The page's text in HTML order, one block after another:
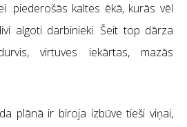
.piederošās kaltes ēkā, kurās vēl
algoti darbinieki. Šeit top dārza
virtuves iekārtas, mazās
plānā ir biroja izbūve tieši viņai,